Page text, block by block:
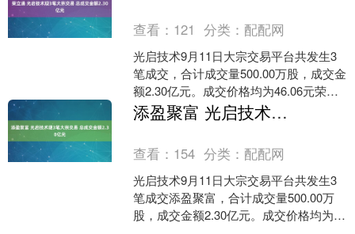
查看： 121 分类： 配配网
光启技术9月11日大宗交易平台共发生3
笔成交，合计成交量500.00万股，成交金
额2.30亿元。成交价格均为46.06元荣立
通，相对今日收盘价折价2.50%。 ....
添盈聚富 光启技术现3笔大宗交易 总成交金额2.30亿元
查看： 154 分类： 配配网
光启技术9月11日大宗交易平台共发生3
笔成交添盈聚富，合计成交量500.00万
股，成交金额2.30亿元。成交价格均为